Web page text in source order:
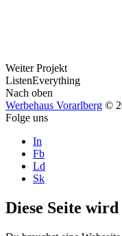
Weiter Projekt
ListenEverything
Nach oben
Werbehaus Vorarlberg ©
Folge uns
In
Fb
Ld
Sk
Diese Seite